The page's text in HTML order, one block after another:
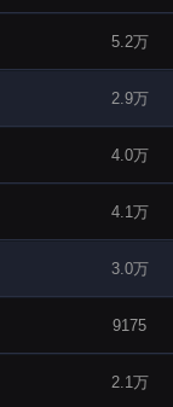
5.2万
2.9万
4.0万
4.1万
3.0万
9175
2.1万